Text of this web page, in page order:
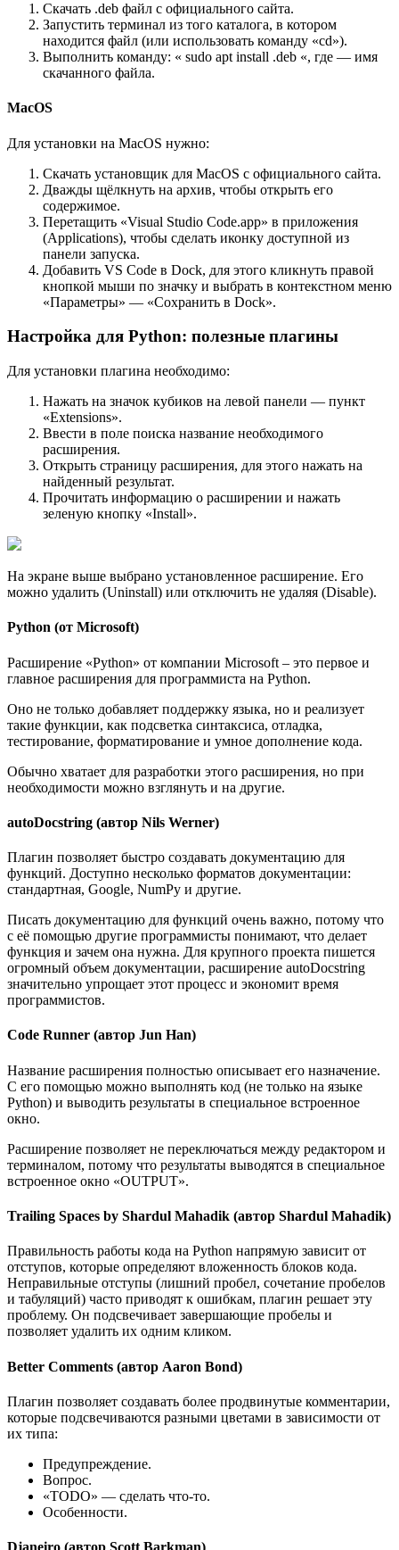
Скачать .deb файл с официального сайта.
Запустить терминал из того каталога, в котором
находится файл (или использовать команду «cd»).
Выполнить команду: « sudo apt install .deb «, где — имя
скачанного файла.
MacOS
Для установки на MacOS нужно:
Скачать установщик для MacOS с официального сайта.
Дважды щёлкнуть на архив, чтобы открыть его
содержимое.
Перетащить «Visual Studio Code.app» в приложения
(Applications), чтобы сделать иконку доступной из
панели запуска.
Добавить VS Code в Dock, для этого кликнуть правой
кнопкой мыши по значку и выбрать в контекстном меню
«Параметры» — «Сохранить в Dock».
Настройка для Python: полезные плагины
Для установки плагина необходимо:
Нажать на значок кубиков на левой панели — пункт
«Extensions».
Ввести в поле поиска название необходимого
расширения.
Открыть страницу расширения, для этого нажать на
найденный результат.
Прочитать информацию о расширении и нажать
зеленую кнопку «Install».
На экране выше выбрано установленное расширение. Его
можно удалить (Uninstall) или отключить не удаляя (Disable).
Python (от Microsoft)
Расширение «Python» от компании Microsoft – это первое и
главное расширения для программиста на Python.
Оно не только добавляет поддержку языка, но и реализует
такие функции, как подсветка синтаксиса, отладка,
тестирование, форматирование и умное дополнение кода.
Обычно хватает для разработки этого расширения, но при
необходимости можно взглянуть и на другие.
autoDocstring (автор Nils Werner)
Плагин позволяет быстро создавать документацию для
функций. Доступно несколько форматов документации:
стандартная, Google, NumPy и другие.
Писать документацию для функций очень важно, потому что
с её помощью другие программисты понимают, что делает
функция и зачем она нужна. Для крупного проекта пишется
огромный объем документации, расширение autoDocstring
значительно упрощает этот процесс и экономит время
программистов.
Code Runner (автор Jun Han)
Название расширения полностью описывает его назначение.
С его помощью можно выполнять код (не только на языке
Python) и выводить результаты в специальное встроенное
окно.
Расширение позволяет не переключаться между редактором и
терминалом, потому что результаты выводятся в специальное
встроенное окно «OUTPUT».
Trailing Spaces by Shardul Mahadik (автор Shardul Mahadik)
Правильность работы кода на Python напрямую зависит от
отступов, которые определяют вложенность блоков кода.
Неправильные отступы (лишний пробел, сочетание пробелов
и табуляций) часто приводят к ошибкам, плагин решает эту
проблему. Он подсвечивает завершающие пробелы и
позволяет удалить их одним кликом.
Better Comments (автор Aaron Bond)
Плагин позволяет создавать более продвинутые комментарии,
которые подсвечиваются разными цветами в зависимости от
их типа:
Предупреждение.
Вопрос.
«TODO» — сделать что-то.
Особенности.
Djaneiro (автор Scott Barkman)